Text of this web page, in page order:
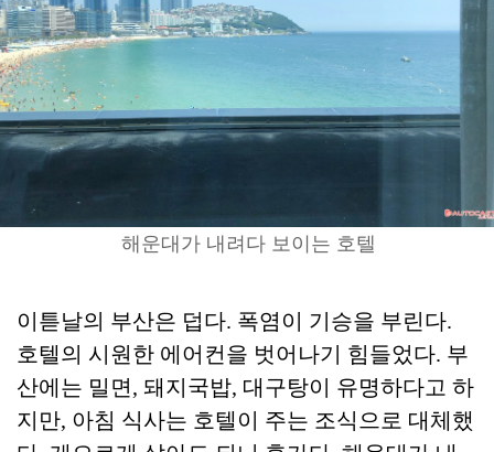
해운대가 내려다 보이는 호텔
이튿날의 부산은 덥다. 폭염이 기승을 부린다.
호텔의 시원한 에어컨을 벗어나기 힘들었다. 부
산에는 밀면, 돼지국밥, 대구탕이 유명하다고 하
지만, 아침 식사는 호텔이 주는 조식으로 대체했